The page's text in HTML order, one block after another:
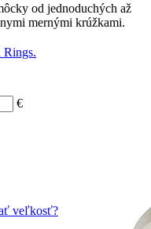
Rings.
od jednoduchých až
mernými krúžkami.
€
veľkosť?